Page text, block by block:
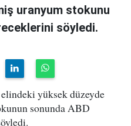
uranyum stokunu
söyledi.
yüksek düzeyde
sonunda ABD